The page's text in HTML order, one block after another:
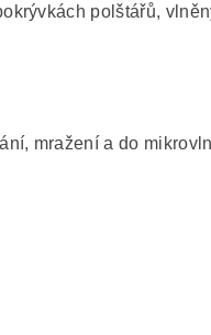
polštářů,
mražení a do